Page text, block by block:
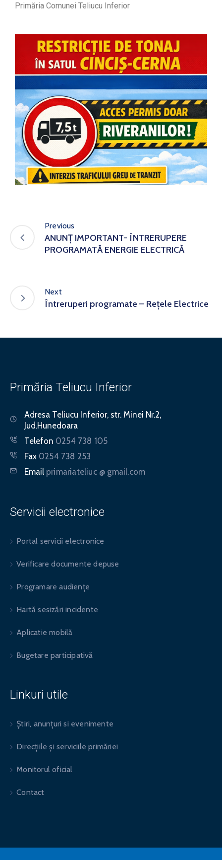
Primăria Comunei Teliucu Inferior
Previous
ANUNȚ IMPORTANT- ÎNTRERUPERE
PROGRAMATĂ ENERGIE ELECTRICĂ
Next
Întreruperi programate – Rețele Electrice
Primăria Teliucu Inferior
Adresa Teliucu Inferior, str. Minei Nr.2,
Jud.Hunedoara
Telefon 0254 738 105
Fax 0254 738 253
Email primariateliuc @ gmail.com
Servicii electronice
Portal servicii electronice
Verificare documente depuse
Programare audiențe
Hartă sesizări incidente
Aplicatie mobilă
Bugetare participativă
Linkuri utile
Știri, anunțuri si evenimente
Direcțiile și serviciile primăriei
Monitorul oficial
Contact